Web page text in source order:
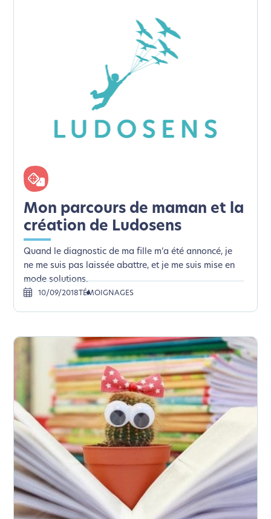
Mon parcours de maman et la
création de Ludosens
Quand le diagnostic de ma fille m’a été annoncé, je
ne me suis pas laissée abattre, et je me suis mise en
mode solutions.
10/09/2018 TÉMOIGNAGES